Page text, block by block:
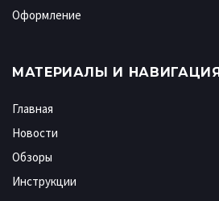
Оформление
МАТЕРИАЛЫ И НАВИГАЦИЯ
Главная
Новости
Обзоры
Инструкции